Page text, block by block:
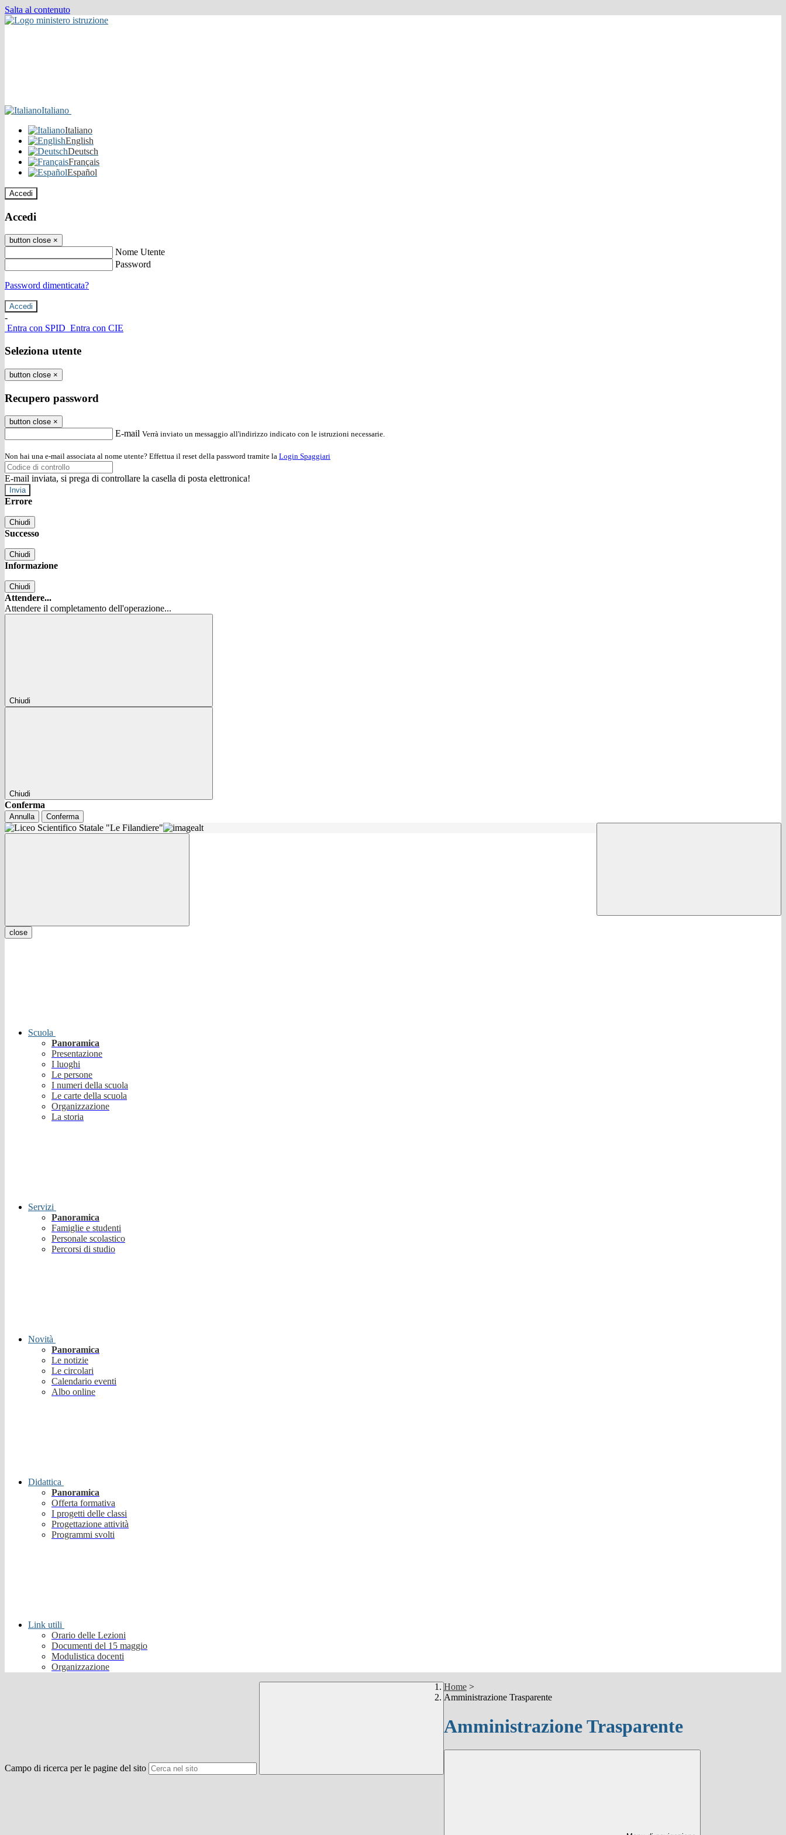
Salta al contenuto
Italiano
Italiano
English
Deutsch
Français
Español
Accedi
Accedi
button close ×
Nome Utente
Password
Password dimenticata?
-
Entra con SPID Entra con CIE
Seleziona utente
button close ×
Recupero password
button close ×
E-mail Verrà inviato un messaggio all'indirizzo indicato con le istruzioni necessarie.
Non hai una e-mail associata al nome utente? Effettua il reset della password tramite la Login Spaggiari
E-mail inviata, si prega di controllare la casella di posta elettronica!
Errore
Chiudi
Successo
Chiudi
Informazione
Chiudi
Attendere...
Attendere il completamento dell'operazione...
Chiudi
Chiudi
Conferma
Annulla Conferma
close
Scuola
Panoramica
Presentazione
I luoghi
Le persone
I numeri della scuola
Le carte della scuola
Organizzazione
La storia
Servizi
Panoramica
Famiglie e studenti
Personale scolastico
Percorsi di studio
Novità
Panoramica
Le notizie
Le circolari
Calendario eventi
Albo online
Didattica
Panoramica
Offerta formativa
I progetti delle classi
Progettazione attività
Programmi svolti
Link utili
Orario delle Lezioni
Documenti del 15 maggio
Modulistica docenti
Organizzazione
Campo di ricerca per le pagine del sito
Home >
Amministrazione Trasparente
Amministrazione Trasparente